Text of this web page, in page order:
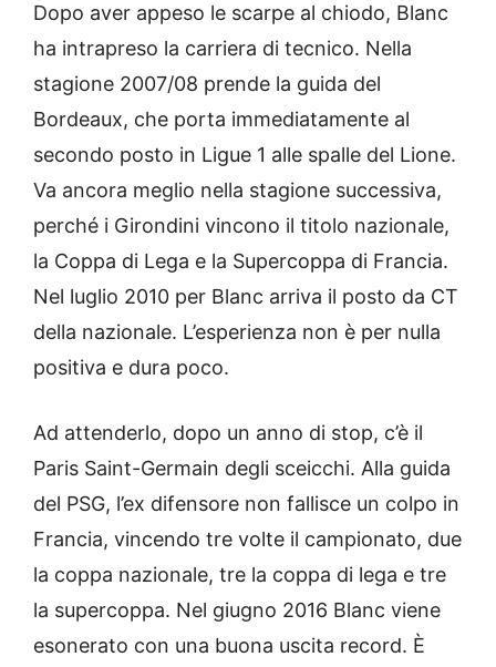
Dopo aver appeso le scarpe al chiodo, Blanc
ha intrapreso la carriera di tecnico. Nella
stagione 2007/08 prende la guida del
Bordeaux, che porta immediatamente al
secondo posto in Ligue 1 alle spalle del Lione.
Va ancora meglio nella stagione successiva,
perché i Girondini vincono il titolo nazionale,
la Coppa di Lega e la Supercoppa di Francia.
Nel luglio 2010 per Blanc arriva il posto da CT
della nazionale. L’esperienza non è per nulla
positiva e dura poco.
Ad attenderlo, dopo un anno di stop, c’è il
Paris Saint-Germain degli sceicchi. Alla guida
del PSG, l’ex difensore non fallisce un colpo in
Francia, vincendo tre volte il campionato, due
la coppa nazionale, tre la coppa di lega e tre
la supercoppa. Nel giugno 2016 Blanc viene
esonerato con una buona uscita record. È